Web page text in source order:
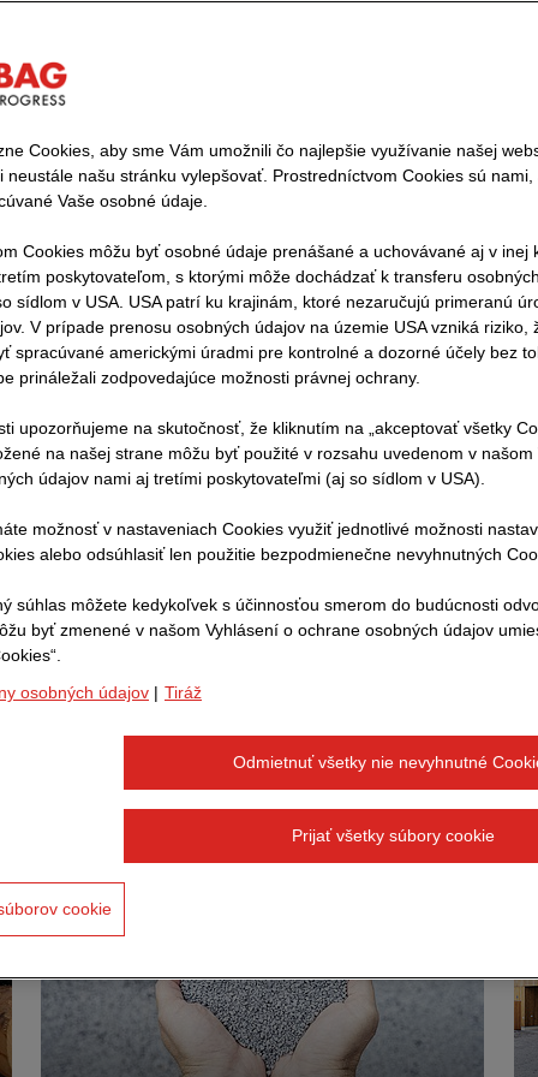
neutrálnej výrobe stavebných
ambiciózny cieľ: Do roku 2040 by mali byť všetky
používa, klimaticky neutrálne. Týka sa to rovnako
ktoré nakupujeme od dodávateľov a
za viac ako tretinu celosvetových emisií CO
výrobou a prepravou stavebných materiálov a
materiály sú kľúčom k modernému stavebníctvu
k udržateľnosti
aspektmi:
Cookies, aby sme Vám umožnili čo najlepšie využívanie našej
neustále našu stránku vylepšovať. Prostredníctvom Cookies sú
Vaše osobné údaje.
Cookies môžu byť osobné údaje prenášané a uchovávané aj v inej
poskytovateľom, s ktorými môže dochádzať k transferu
sídlom v USA. USA patrí ku krajinám, ktoré nezaručujú primeranú
V prípade prenosu osobných údajov na územie USA vzniká riziko,
spracúvané americkými úradmi pre kontrolné a dozorné účely bez
prináležali zodpovedajúce možnosti právnej ochrany.
upozorňujeme na skutočnosť, že kliknutím na „akceptovať všetky
na našej strane môžu byť použité v rozsahu uvedenom v našom
údajov nami aj tretími poskytovateľmi (aj so sídlom v USA).
možnosť v nastaveniach Cookies využiť jednotlivé možnosti
alebo odsúhlasiť len použitie bezpodmienečne nevyhnutných
súhlas môžete kedykoľvek s účinnosťou smerom do budúcnosti
byť zmenené v našom Vyhlásení o ochrane osobných údajov
osobných údajov | Tiráž
Odmietnuť všetky nie nevyhnutné
Prijať všetky súbory cookie
cookie